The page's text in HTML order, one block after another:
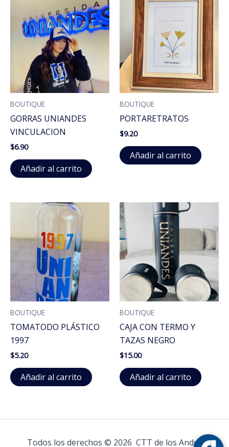
BOUTIQUE
GORRAS UNIANDES
VINCULACION
$6.90
Añadir al carrito
BOUTIQUE
PORTARETRATOS
$9.20
Añadir al carrito
BOUTIQUE
TOMATODO PLÁSTICO
1997
$5.20
Añadir al carrito
BOUTIQUE
CAJA CON TERMO Y
TAZAS NEGRO
$15.00
Añadir al carrito
Todos los derechos © 2026 CTT de los Andes